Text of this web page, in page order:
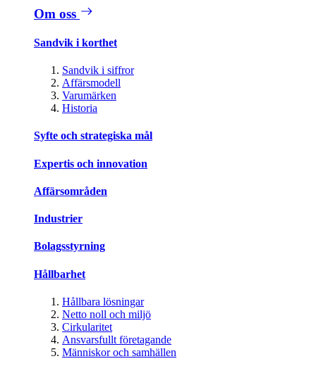
Om oss
Sandvik i korthet
Sandvik i siffror
Affärsmodell
Varumärken
Historia
Syfte och strategiska mål
Expertis och innovation
Affärsområden
Industrier
Bolagsstyrning
Hållbarhet
Hållbara lösningar
Netto noll och miljö
Cirkularitet
Ansvarsfullt företagande
Människor och samhällen